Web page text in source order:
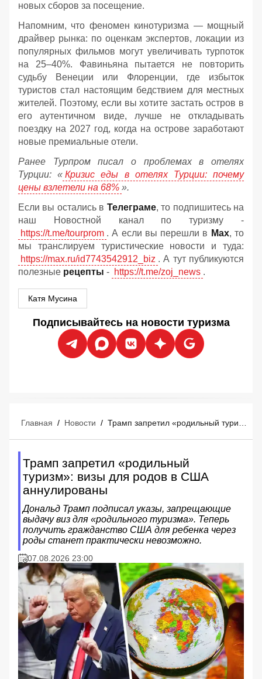
новых сборов за посещение.
Напомним, что феномен кинотуризма — мощный
драйвер рынка: по оценкам экспертов, локации из
популярных фильмов могут увеличивать турпоток
на 25–40%. Фавиньяна пытается не повторить
судьбу Венеции или Флоренции, где избыток
туристов стал настоящим бедствием для местных
жителей. Поэтому, если вы хотите застать остров в
его аутентичном виде, лучше не откладывать
поездку на 2027 год, когда на острове заработают
новые премиальные отели.
Ранее Турпром писал о проблемах в отелях
Турции: « Кризис еды в отелях Турции: почему
цены взлетели на 68% ».
Если вы остались в Телеграме, то подпишитесь на
наш Новостной канал по туризму -
https://t.me/tourprom . А если вы перешли в Мах, то
мы транслируем туристические новости и туда:
https://max.ru/id7743542912_biz . А тут публикуются
полезные рецепты - https://t.me/zoj_news .
Катя Мусина
Подписывайтесь на новости туризма
Главная / Новости /
Трамп запретил «родильный
туризм»: визы для родов в США
аннулированы
Дональд Трамп подписал указы, запрещающие
выдачу виз для «родильного туризма». Теперь
получить гражданство США для ребенка через
роды станет практически невозможно.
07.08.2026 23:00